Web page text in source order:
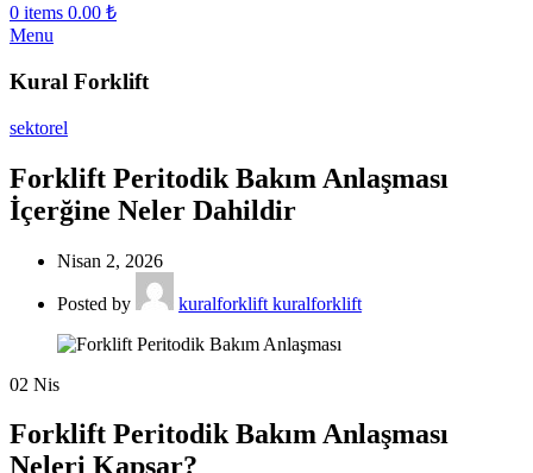
0 items 0.00 ₺
Menu
Kural Forklift
sektorel
Forklift Peritodik Bakım Anlaşması
İçerğine Neler Dahildir
Nisan 2, 2026
Posted by kuralforklift kuralforklift
02 Nis
Forklift Peritodik Bakım Anlaşması
Neleri Kapsar?